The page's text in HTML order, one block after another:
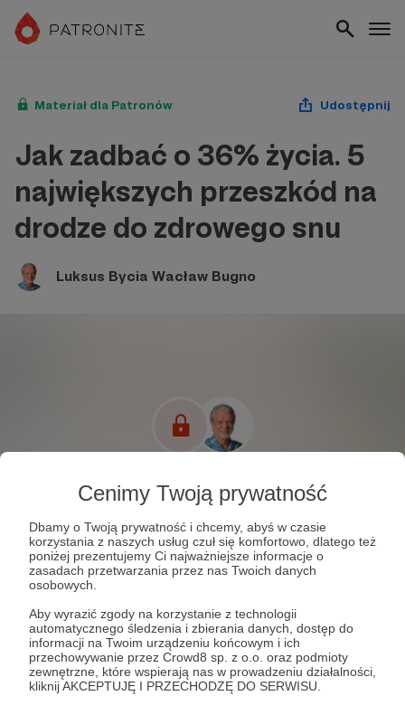
Cenimy Twoją prywatność
Dbamy o Twoją prywatność i chcemy, abyś w czasie
korzystania z naszych usług czuł się komfortowo, dlatego też
poniżej prezentujemy Ci najważniejsze informacje o
zasadach przetwarzania przez nas Twoich danych
osobowych.
Aby wyrazić zgody na korzystanie z technologii
automatycznego śledzenia i zbierania danych, dostęp do
informacji na Twoim urządzeniu końcowym i ich
przechowywanie przez Crowd8 sp. z o.o. oraz podmioty
zewnętrzne, które wspierają nas w prowadzeniu działalności,
kliknij AKCEPTUJĘ I PRZECHODZĘ DO SERWISU.
Materiał dla Patronów Udostępnij
Jak zadbać o 36% życia. 5
największych przeszkód na
drodze do zdrowego snu
Luksus Bycia Wacław Bugno